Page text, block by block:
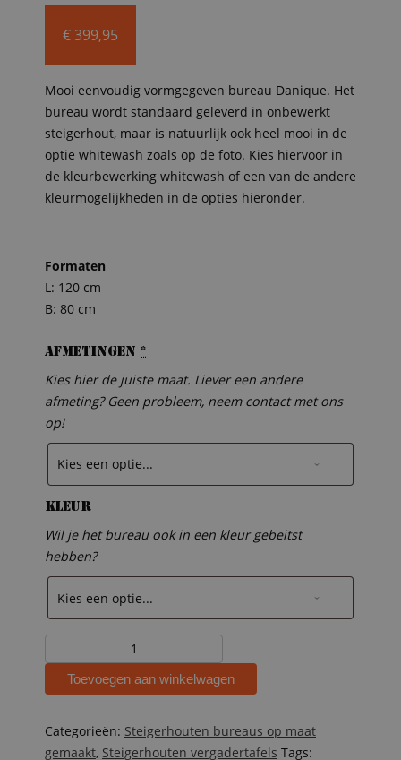
€399,95
Mooi eenvoudig vormgegeven bureau Danique. Het
bureau wordt standaard geleverd in onbewerkt
steigerhout, maar is natuurlijk ook heel mooi in de
optie whitewash zoals op de foto. Kies hiervoor in
de kleurbewerking whitewash of een van de andere
kleurmogelijkheden in de opties hieronder.
Formaten
L: 120 cm
B: 80 cm
Afmetingen *
Kies hier de juiste maat. Liever een andere
afmeting? Geen probleem, neem contact met ons
op!
Kleur
Wil je het bureau ook in een kleur gebeitst
hebben?
bureau
Danique
Toevoegen aan winkelwagen
Categorieën: Steigerhouten bureaus op maat
gemaakt, Steigerhouten vergadertafels Tags: